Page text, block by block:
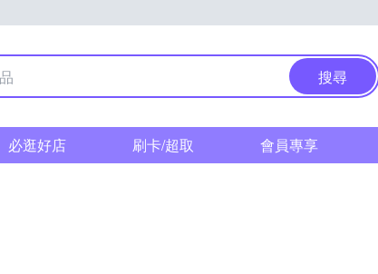
搜尋
必逛好店 刷卡/超取 會員專享